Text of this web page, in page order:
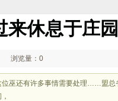
来休息于庄
浏览量：0
位巫还有许多事情需要处理……盟总